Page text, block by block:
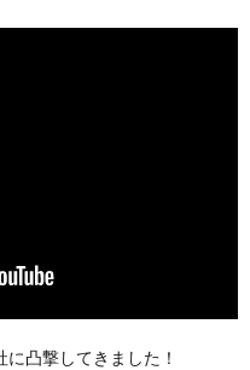
凸撃してきました！